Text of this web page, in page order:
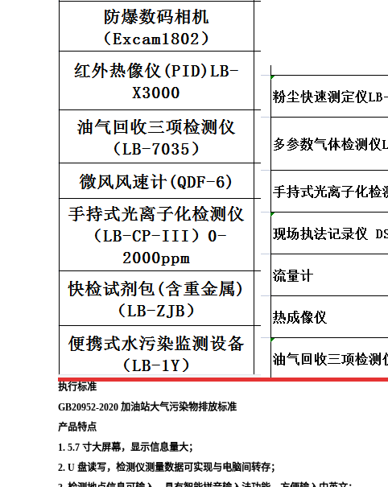
执行标准
GB20952-2020 加油站大气污染物排放标准
产品特点
1. 5.7 寸大屏幕，显示信息量大；
2. U 盘读写，检测仪测量数据可实现与电脑间转存；